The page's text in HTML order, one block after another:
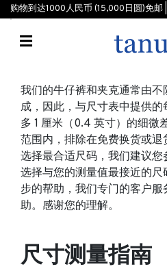
购物到达1000人民币 (15,000日圆)免邮
☰
我们的牛仔裤和夹克通常由
成，因此，与尺寸表中提供
多 1 厘米（0.4 英寸）的细微
范围内，排除在免费换货或
选择最合适尺码，我们建议您
选择与您的测量值最接近的
步的帮助，我们专门的客户
助。感谢您的理解。
尺寸测量指南